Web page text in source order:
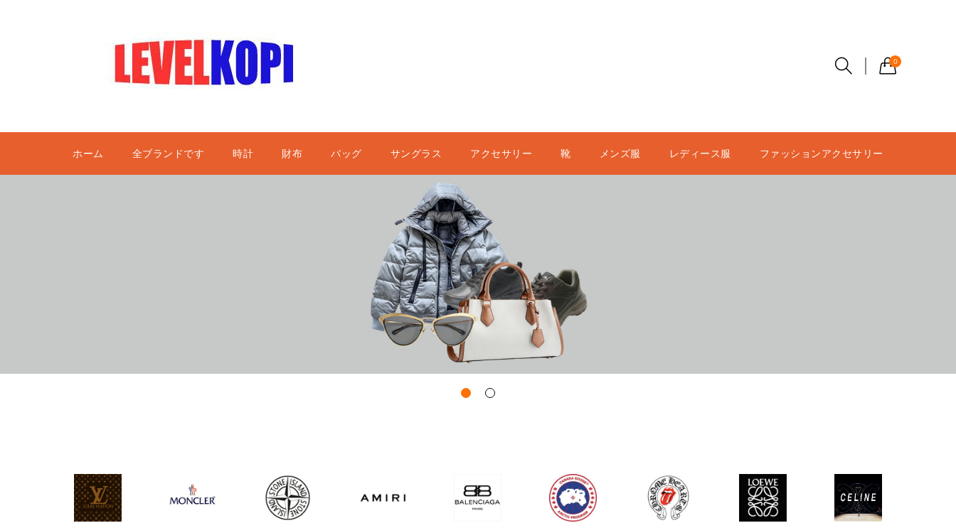
0
ホーム 全ブランドです 時計 財布 バッグ サングラス アクセサリー 靴 メンズ服 レディース服 ファッションアクセサリー